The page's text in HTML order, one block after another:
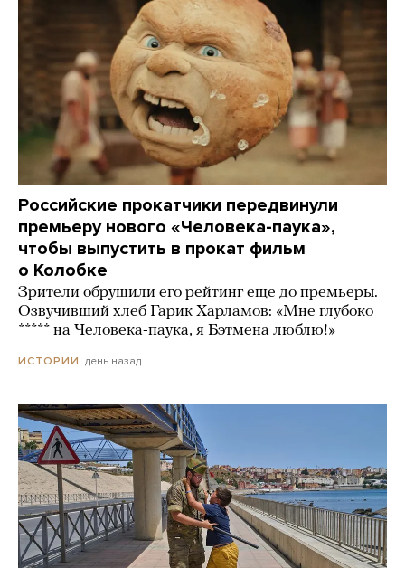
Российские прокатчики передвинули
премьеру нового «Человека-паука»,
чтобы выпустить в прокат фильм
о Колобке
Зрители обрушили его рейтинг еще до премьеры.
Озвучивший хлеб Гарик Харламов: «Мне глубоко
***** на Человека-паука, я Бэтмена люблю!»
ИСТОРИИ день назад